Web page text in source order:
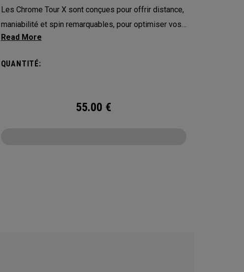
Les Chrome Tour X sont conçues pour offrir distance,
maniabilité et spin remarquables, pour optimiser vos
performances du tee au green avec un meilleur
tout dans une balle jaune haute visibilité.
QUANTITÉ:
55.00 €